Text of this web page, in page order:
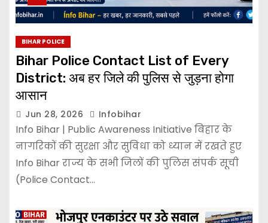
BIHAR POLICE
Bihar Police Contact List of Every
District: अब हर जिले की पुलिस से जुड़ना होगा
आसान
Jun 28, 2026 Infobihar
Info Bihar | Public Awareness Initiative बिहार के
नागरिकों की सुरक्षा और सुविधा को ध्यान में रखते हुए
Info Bihar राज्य के सभी जिलों की पुलिस संपर्क सूची
(Police Contact…